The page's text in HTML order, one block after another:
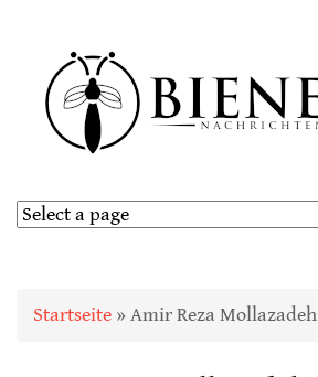
Sie sind hier
Startseite » Amir Reza Mollazadeh